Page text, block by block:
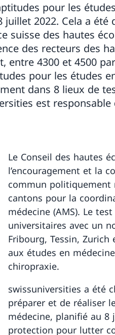
pour les
juillet 2022. Cela a
suisse des hautes
des recteurs des
entre 4300 et 4500
pour les études
dans 8 lieux de
est
Le Conseil des hautes
l’encouragement et la
commun politiquement
cantons pour la
médecine (AMS). Le
universitaires avec un
Fribourg, Tessin, Zurich
aux études en
chiropraxie.
swissuniversities a été
préparer et de réaliser
médecine, planifié au 8
protection pour lutter